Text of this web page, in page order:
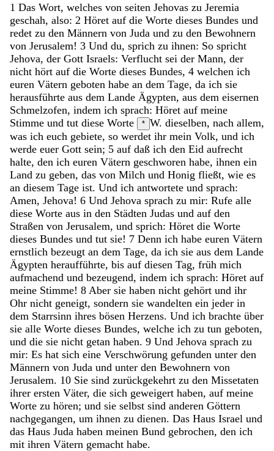
1 Das Wort, welches von seiten Jehovas zu Jeremia
geschah, also: 2 Höret auf die Worte dieses Bundes und
redet zu den Männern von Juda und zu den Bewohnern
von Jerusalem! 3 Und du, sprich zu ihnen: So spricht
Jehova, der Gott Israels: Verflucht sei der Mann, der
nicht hört auf die Worte dieses Bundes, 4 welchen ich
euren Vätern geboten habe an dem Tage, da ich sie
herausführte aus dem Lande Ägypten, aus dem eisernen
Schmelzofen, indem ich sprach: Höret auf meine
Stimme und tut diese Worte * W. dieselben, nach allem,
was ich euch gebiete, so werdet ihr mein Volk, und ich
werde euer Gott sein; 5 auf daß ich den Eid aufrecht
halte, den ich euren Vätern geschworen habe, ihnen ein
Land zu geben, das von Milch und Honig fließt, wie es
an diesem Tage ist. Und ich antwortete und sprach:
Amen, Jehova! 6 Und Jehova sprach zu mir: Rufe alle
diese Worte aus in den Städten Judas und auf den
Straßen von Jerusalem, und sprich: Höret die Worte
dieses Bundes und tut sie! 7 Denn ich habe euren Vätern
ernstlich bezeugt an dem Tage, da ich sie aus dem Lande
Ägypten heraufführte, bis auf diesen Tag, früh mich
aufmachend und bezeugend, indem ich sprach: Höret auf
meine Stimme! 8 Aber sie haben nicht gehört und ihr
Ohr nicht geneigt, sondern sie wandelten ein jeder in
dem Starrsinn ihres bösen Herzens. Und ich brachte über
sie alle Worte dieses Bundes, welche ich zu tun geboten,
und die sie nicht getan haben. 9 Und Jehova sprach zu
mir: Es hat sich eine Verschwörung gefunden unter den
Männern von Juda und unter den Bewohnern von
Jerusalem. 10 Sie sind zurückgekehrt zu den Missetaten
ihrer ersten Väter, die sich geweigert haben, auf meine
Worte zu hören; und sie selbst sind anderen Göttern
nachgegangen, um ihnen zu dienen. Das Haus Israel und
das Haus Juda haben meinen Bund gebrochen, den ich
mit ihren Vätern gemacht habe.